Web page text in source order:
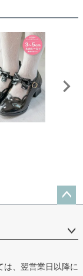
ップ
、翌営業日以降に